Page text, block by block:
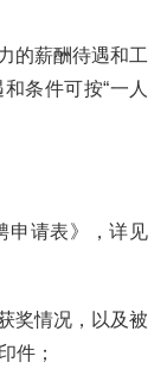
的薪酬待遇和工
条件可按“一人
申请表》，详见
奖情况，以及被
件；